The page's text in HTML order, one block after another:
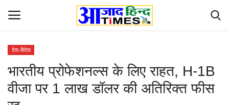
Home
देश-विदेश
भारतीय प्रोफेशनल्स के लिए राहत, H-1B
वीजा पर 1 लाख डॉलर की अतिरिक्त फीस